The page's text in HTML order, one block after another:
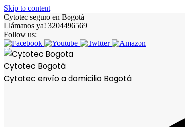
Skip to content
Cytotec seguro en Bogotá
Llámanos ya! 3204496569
Follow us:
Cytotec Bogotá
Cytotec envío a domicilio Bogotá